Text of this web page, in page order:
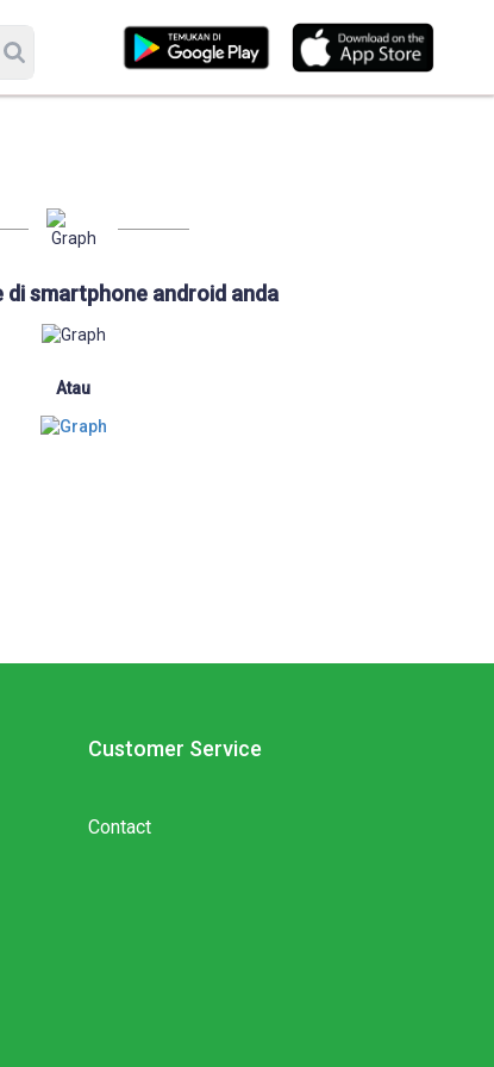
di smartphone android anda
Atau
Customer Service
Contact